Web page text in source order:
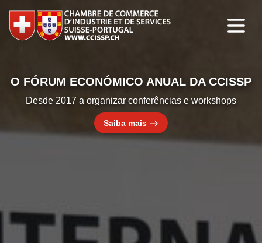
O FÓRUM ECONÓMICO ANUAL DA CCISSP
Desde 2017 a organizar conferências e workshops
Saiba mais